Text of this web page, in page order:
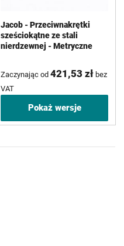
Jacob - Przeciwnakrętki
sześciokątne ze stali
nierdzewnej - Metryczne
Zaczynając od 421,53 zł bez
VAT
Pokaż wersje